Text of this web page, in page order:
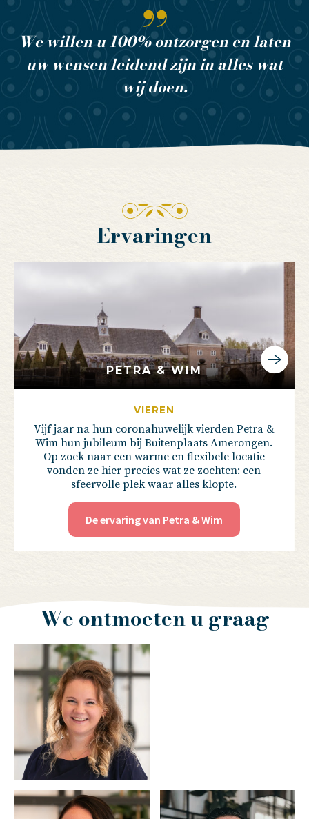
We willen u 100% ontzorgen en laten
uw wensen leidend zijn in alles wat
wij doen.
Ervaringen
PETRA & WIM
VIEREN
Vijf jaar na hun coronahuwelijk vierden Petra &
Wim hun jubileum bij Buitenplaats Amerongen.
Op zoek naar een warme en flexibele locatie
vonden ze hier precies wat ze zochten: een
sfeervolle plek waar alles klopte.
De ervaring van Petra & Wim
We ontmoeten u graag